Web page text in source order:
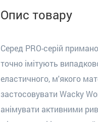
Опис товару
Серед PRO-серій
точно імітують
еластичного, м'якого
застосовувати Wacky
анімувати активними